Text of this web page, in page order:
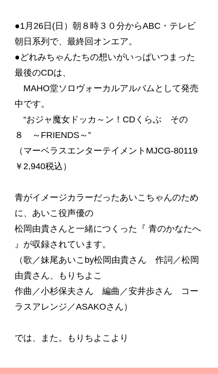
●1月26日(日）朝８時３０分からABC・テレビ
朝日系列で、最終回オンエア。
●どれみちゃんたちの想いがいっぱいつまった
最後のCDは、
MAHO堂ソロヴォーカルアルバムとして発売
中です。
“おジャ魔女ドッカ～ン！CDくらぶ その
８ ～FRIENDS～”
（マーベラスエンターテイメントMJCG-80119
￥2,940税込）
青がイメージカラーだったあいこちゃんのため
に、あいこ役声優の
松岡由貴さんと一緒につくった『 青のかなたへ
』が収録されています。
（歌／妹尾あいこby松岡由貴さん 作詞／松岡
由貴さん、もりちよこ
作曲／小杉保夫さん 編曲／安井歩さん コー
ラスアレンジ／ASAKOさん）
では、また。もりちよこより